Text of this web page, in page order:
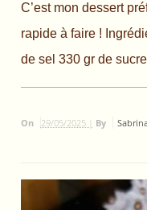
C’est mon dessert
rapide à faire !
de sel 330 gr de
On 29/05/2025 | By